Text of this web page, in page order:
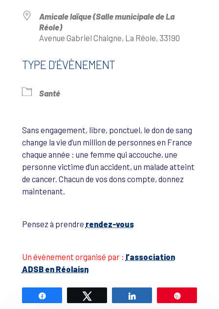
Amicale laïque (Salle municipale de La
Réole)
Avenue Gabriel Chaigne, La Réole, 33190
TYPE D’ÉVÈNEMENT
Santé
Sans engagement, libre, ponctuel, le don de sang
change la vie d’un million de personnes en France
chaque année : une femme qui accouche, une
personne victime d’un accident, un malade atteint
de cancer. Chacun de vos dons compte, donnez
maintenant.
Pensez à prendre rendez-vous
Un évènement organisé par : l’association
ADSB en Réolaisn